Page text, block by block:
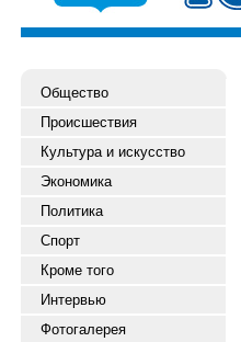
Общество
Происшествия
Культура и искусство
Экономика
Политика
Спорт
Кроме того
Интервью
Фотогалерея